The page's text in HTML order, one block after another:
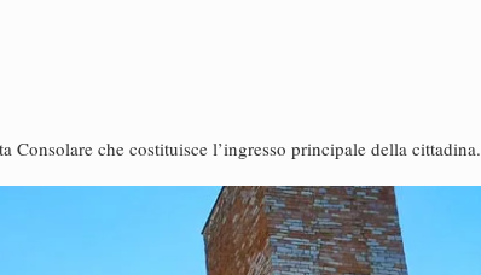
che costituisce l’ingresso principale della cittadina.